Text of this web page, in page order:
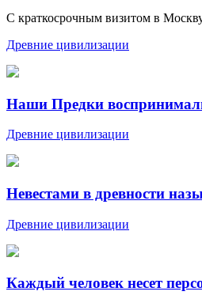
С краткосрочным визитом в
Древние цивилизации
Наши Предки
Древние цивилизации
Невестами в древности
Древние цивилизации
Каждый человек несет